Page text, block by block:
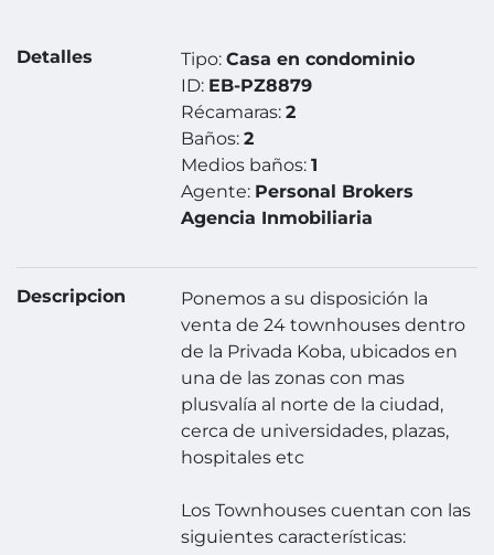
Detalles Tipo:Casa en condominio
ID: EB-PZ8879
Récamaras:2
Baños:2
Medios baños:1
Agente: Personal Brokers
Agencia Inmobiliaria
Descripcion
Ponemos a su disposición la
venta de 24 townhouses dentro
de la Privada Koba, ubicados en
una de las zonas con mas
plusvalía al norte de la ciudad,
cerca de universidades, plazas,
hospitales etc
Los Townhouses cuentan con las
siguientes características: